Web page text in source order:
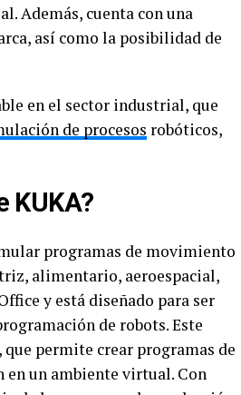
Además, cuenta con una
así como la posibilidad de
en el sector industrial, que
de procesos robóticos,
KUKA?
programas de movimiento
alimentario, aeroespacial,
y está diseñado para ser
de robots. Este
que permite crear programas de
un ambiente virtual. Con